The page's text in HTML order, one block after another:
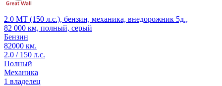
2.0 MT (150 л.с.), бензин, механика, внедорожник 5д.,
82 000 км, полный, серый
Бензин
82000 км.
2.0 / 150 л.с.
Полный
Механика
1 владелец